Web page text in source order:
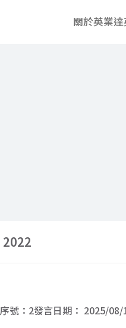
關於英業達
2022
序號： 2發言日期： 2025/08/